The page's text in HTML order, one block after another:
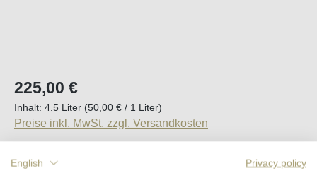
Regulärer Preis:
225,00 €
Inhalt: 4.5 Liter (50,00 € / 1 Liter)
Preise inkl. MwSt. zzgl. Versandkosten
Sofort verfügbar, Lieferzeit (DE): 2-5 Tage
English
Privacy policy